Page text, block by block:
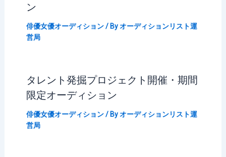
ン
俳優女優オーディション/ Byオーディションリスト運
営局
タレント発掘プロジェクト開催・期間
限定オーディション
俳優女優オーディション/ Byオーディションリスト運
営局